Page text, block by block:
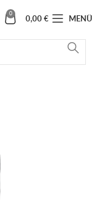
0
0,00 € MENÜ